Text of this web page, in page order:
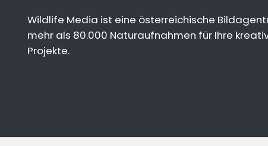
Wildlife Media ist eine österreichische
mehr als 80.000 Naturaufnahmen für Ihre
Projekte.